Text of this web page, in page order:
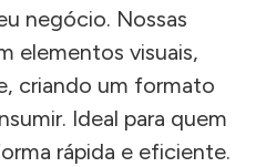
negócio. Nossas
elementos visuais,
criando um formato
Ideal para quem
rápida e eficiente.